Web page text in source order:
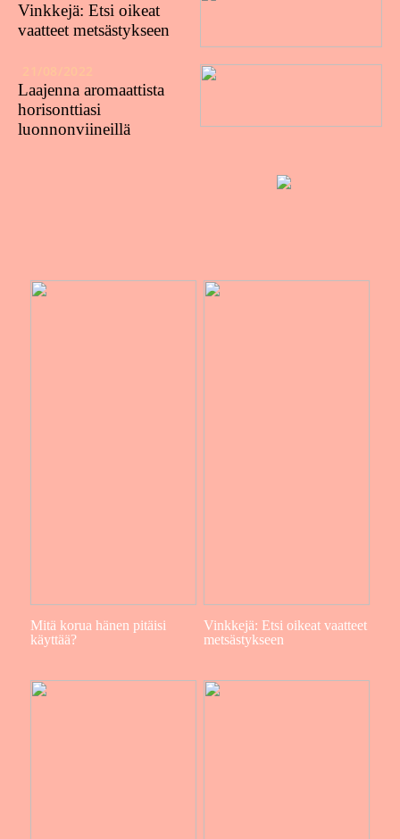
Vinkkejä: Etsi oikeat
vaatteet metsästykseen
Laajenna aromaattista
horisonttiasi
luonnonviineillä
Mitä korua hänen pitäisi
käyttää?
Vinkkejä: Etsi oikeat vaatteet
metsästykseen